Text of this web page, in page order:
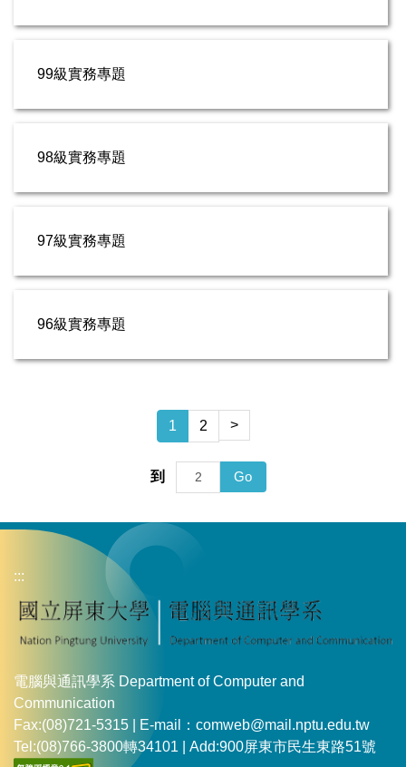
99級實務專題
98級實務專題
97級實務專題
96級實務專題
1 2 >
到 Go
:::
電腦與通訊學系 Department of Computer and
Communication
Fax:(08)721-5315 | E-mail：comweb@mail.nptu.edu.tw
Tel:(08)766-3800轉34101 | Add:900屏東市民生東路51號